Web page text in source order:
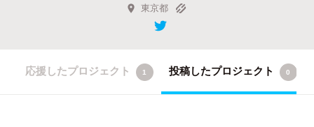
東京都
応援したプロジェクト 1 投稿したプロジェクト 0